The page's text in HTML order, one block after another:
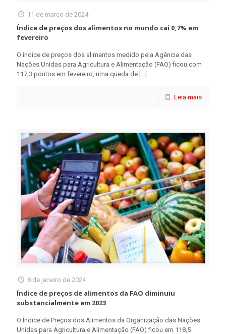
11 de março de 2024
Índice de preços dos alimentos no mundo cai 0,7% em
fevereiro
O índice de preços dos alimentos medido pela Agência das
Nações Unidas para Agricultura e Alimentação (FAO) ficou com
117,3 pontos em fevereiro, uma queda de […]
Leia mais
8 de janeiro de 2024
Índice de preços de alimentos da FAO diminuiu
substancialmente em 2023
O Índice de Preços dos Alimentos da Organização das Nações
Unidas para Agricultura e Alimentação (FAO) ficou em 118,5